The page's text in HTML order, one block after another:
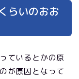
らいのおお
ているとかの原
が原因となって